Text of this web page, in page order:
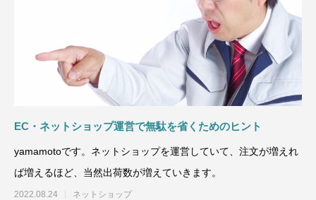
EC・ネットショップ運営で無駄を省くためのヒント
yamamotoです。ネットショップを運営していて、注文が増えれ
ば増えるほど、当然出荷数が増えていきます。
2022.08.24 ネットショップ